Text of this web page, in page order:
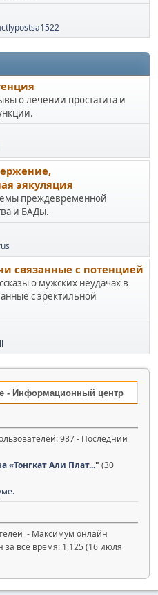
о лечении простатита и
эякуляция
преждевременной
и БАДы.
связанные с потенцией
о мужских неудачах в
с эректильной
- Информационный центр
987 - Последний
«Тонгкат Али Плат..." (30
- Максимум онлайн
всё время: 1,125 (16 июля